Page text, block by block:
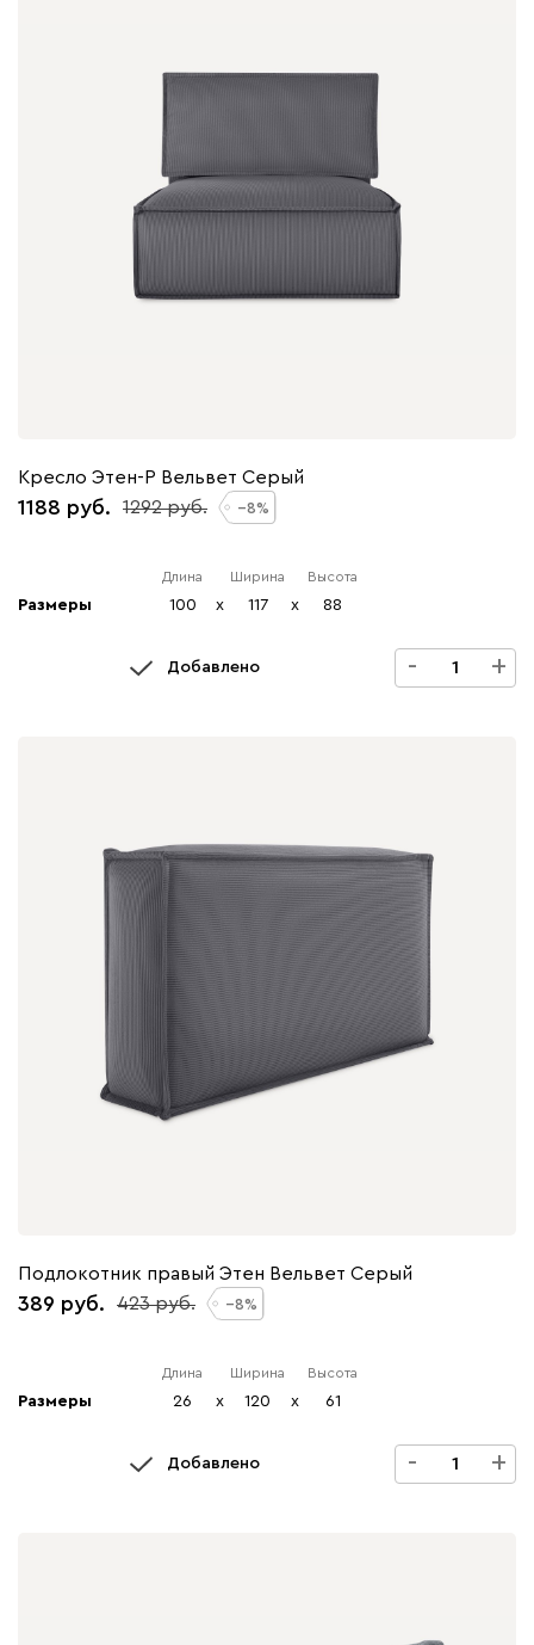
Кресло Этен-Р Вельвет Серый
1188 1292 8
Размеры
Длина
100 x
Ширина
117 x
Высота
88
Добавлено - +
Подлокотник правый Этен Вельвет Серый
389 423 8
Размеры
Длина
26 x
Ширина
120 x
Высота
61
Добавлено - +